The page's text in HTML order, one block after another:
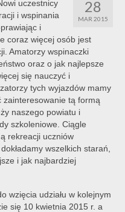
28
MAR 2015
uczestnicy
i wspinania
i
coraz więcej osób jest
Amatorzy wspinaczki
oraz o jak najlepsze
się nauczyć i
tych wyjazdów mamy
tą formą
naszego powiatu i
szkoleniowe. Ciągle
rekreacji uczniów
wszelkich starań,
i jak najbardziej
wzięcia udziału w kolejnym
się 10 kwietnia 2015 r. a